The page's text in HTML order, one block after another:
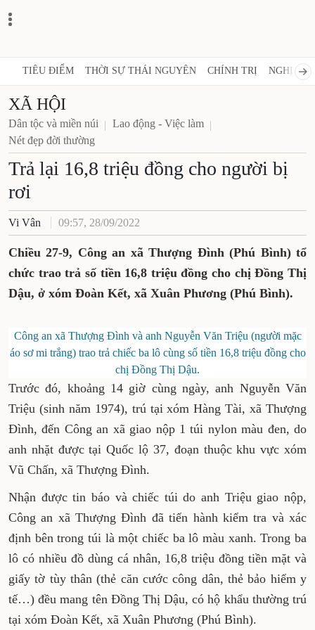
TIÊU ĐIỂM THỜI SỰ THÁI NGUYÊN CHÍNH TRỊ NGHỊ
XÃ HỘI
Dân tộc và miền núi
Lao động - Việc làm
Nét đẹp đời thường
Trả lại 16,8 triệu đồng cho người bị
rơi
Vi Vân 09:57, 28/09/2022
Chiều 27-9, Công an xã Thượng Đình (Phú Bình) tổ
chức trao trả số tiền 16,8 triệu đồng cho chị Đồng Thị
Dậu, ở xóm Đoàn Kết, xã Xuân Phương (Phú Bình).
Công an xã Thượng Đình và anh Nguyễn Văn Triệu (người mặc
áo sơ mi trắng) trao trả chiếc ba lô cùng số tiền 16,8 triệu đồng cho
chị Đồng Thị Dậu.
Trước đó, khoảng 14 giờ cùng ngày, anh Nguyễn Văn
Triệu (sinh năm 1974), trú tại xóm Hàng Tài, xã Thượng
Đình, đến Công an xã giao nộp 1 túi nylon màu đen, do
anh nhặt được tại Quốc lộ 37, đoạn thuộc khu vực xóm
Vũ Chấn, xã Thượng Đình.
Nhận được tin báo và chiếc túi do anh Triệu giao nộp,
Công an xã Thượng Đình đã tiến hành kiểm tra và xác
định bên trong túi là một chiếc ba lô màu xanh. Trong ba
lô có nhiều đồ dùng cá nhân, 16,8 triệu đồng tiền mặt và
giấy tờ tùy thân (thẻ căn cước công dân, thẻ bảo hiểm y
tế…) đều mang tên Đồng Thị Dậu, có hộ khẩu thường trú
tại xóm Đoàn Kết, xã Xuân Phương (Phú Bình).